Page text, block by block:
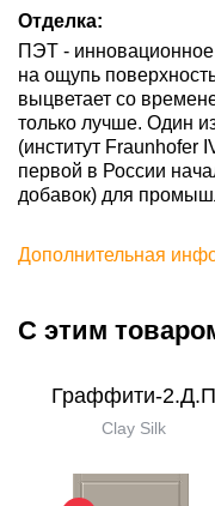
Отделка:
ПЭТ - инновационное
на ощупь
выцветает со
только лучше. Один
(институт Fraunhofer
первой в России
добавок) для
Дополнительная
С этим
Граффити-2.Д.П
Clay Silk